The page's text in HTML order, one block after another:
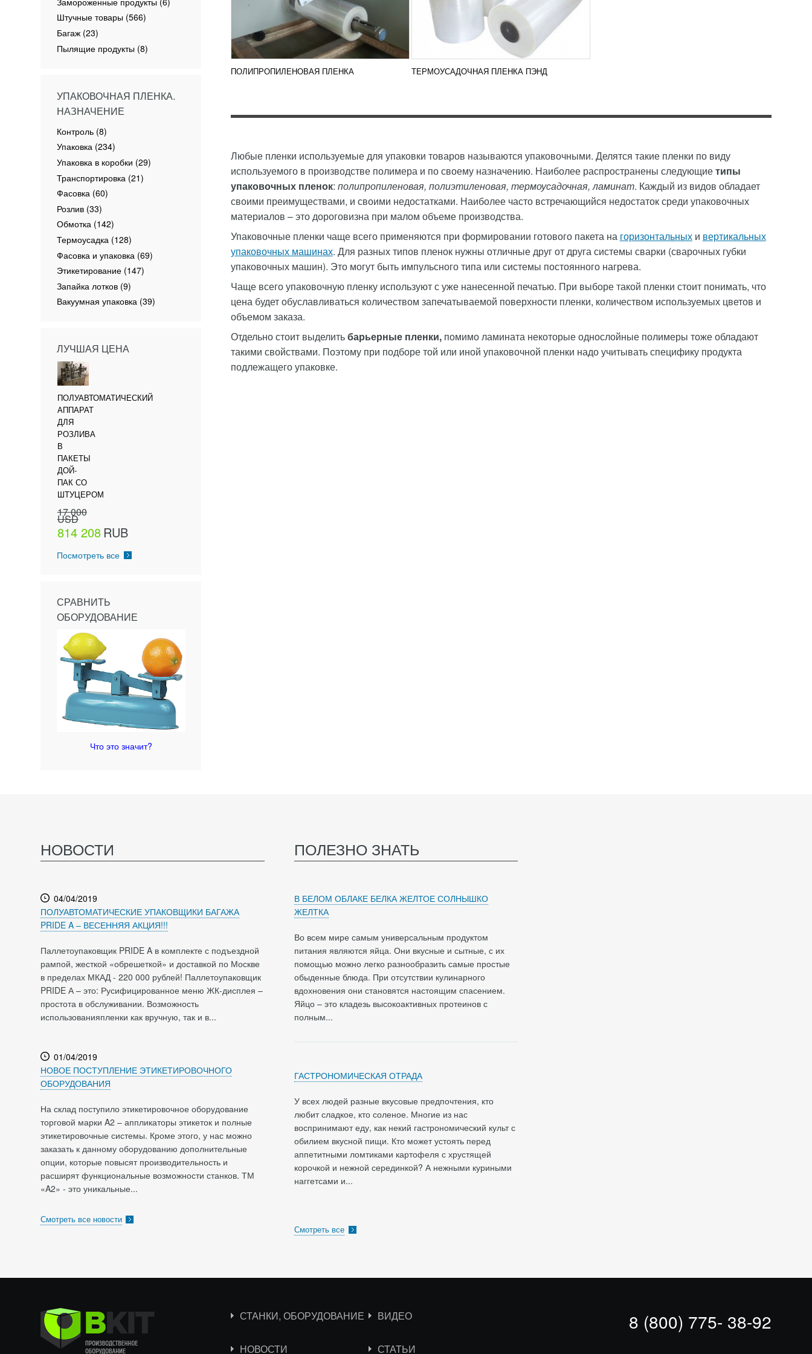
ПОЛИПРОПИЛЕНОВАЯ ПЛЕНКА ТЕРМОУСАДОЧНАЯ ПЛЕНКА ПЭНД
Любые пленки используемые для упаковки товаров называются упаковочными. Делятся такие пленки по виду
используемого в производстве полимера и по своему назначению. Наиболее распространены следующиетипы
упаковочных пленок: полипропиленовая, полиэтиленовая, термоусадочная, ламинат. Каждый из видов обладает
своими преимуществами, и своими недостатками. Наиболее часто встречающийся недостаток среди упаковочных
материалов – это дороговизна при малом объеме производства.
Упаковочные пленки чаще всего применяются при формировании готового пакета на горизонтальныхи вертикальных
упаковочных машинах. Для разных типов пленок нужны отличные друг от друга системы сварки (сварочных губки
упаковочных машин). Это могут быть импульсного типа или системы постоянного нагрева.
Чаще всего упаковочную пленку используют с уже нанесенной печатью. При выборе такой пленки стоит понимать, что
цена будет обуславливаться количеством запечатываемой поверхности пленки, количеством используемых цветов и
объемом заказа.
Отдельно стоит выделитьбарьерные пленки,помимо ламината некоторые однослойные полимеры тоже обладают
такими свойствами. Поэтому при подборе той или иной упаковочной пленки надо учитывать специфику продукта
подлежащего упаковке.
Штучные товары (566)
Багаж (23)
Пылящие продукты (8)
УПАКОВОЧНАЯ ПЛЕНКА.
НАЗНАЧЕНИЕ
Контроль (8)
Упаковка (234)
Упаковка в коробки (29)
Транспортировка (21)
Фасовка (60)
Розлив (33)
Обмотка (142)
Термоусадка (128)
Фасовка и упаковка (69)
Этикетирование (147)
Запайка лотков (9)
Вакуумная упаковка (39)
ЛУЧШАЯ ЦЕНА
ПОЛУАВТОМАТИЧЕСКИЙ
АППАРАТ
ДЛЯ
РОЗЛИВА
В
ПАКЕТЫ
ДОЙ-
ПАК СО
ШТУЦЕРОМ
17 000
USD
814 208RUB
Посмотреть все
СРАВНИТЬ
ОБОРУДОВАНИЕ
Что это значит?
НОВОСТИ
04/04/2019
ПОЛУАВТОМАТИЧЕСКИЕ УПАКОВЩИКИ БАГАЖА
PRIDE A – ВЕСЕННЯЯ АКЦИЯ!!!
Паллетоупаковщик PRIDE A в комплекте с подъездной
рампой, жесткой «обрешеткой» и доставкой по Москве
в пределах МКАД - 220 000 рублей! Паллетоупаковщик
PRIDE А – это: Русифицированное меню ЖК-дисплея –
простота в обслуживании. Возможность
использованияпленки как вручную, так и в...
01/04/2019
НОВОЕ ПОСТУПЛЕНИЕ ЭТИКЕТИРОВОЧНОГО
ОБОРУДОВАНИЯ
На склад поступило этикетировочное оборудование
торговой марки A2 – аппликаторы этикеток и полные
этикетировочные системы. Кроме этого, у нас можно
заказать к данному оборудованию дополнительные
опции, которые повысят производительность и
расширят функциональные возможности станков. ТМ
«A2» - это уникальные...
Смотреть все новости
ПОЛЕЗНО ЗНАТЬ
В БЕЛОМ ОБЛАКЕ БЕЛКА ЖЕЛТОЕ СОЛНЫШКО
ЖЕЛТКА
Во всем мире самым универсальным продуктом
питания являются яйца. Они вкусные и сытные, с их
помощью можно легко разнообразить самые простые
обыденные блюда. При отсутствии кулинарного
вдохновения они становятся настоящим спасением.
Яйцо – это кладезь высокоактивных протеинов с
полным...
ГАСТРОНОМИЧЕСКАЯ ОТРАДА
У всех людей разные вкусовые предпочтения, кто
любит сладкое, кто соленое. Многие из нас
воспринимают еду, как некий гастрономический культ с
обилием вкусной пищи. Кто может устоять перед
аппетитными ломтиками картофеля с хрустящей
корочкой и нежной серединкой? А нежными куриными
наггетсами и...
Смотреть все
СТАНКИ, ОБОРУДОВАНИЕ ВИДЕО
НОВОСТИ СТАТЬИ
8 (800) 775- 38-92